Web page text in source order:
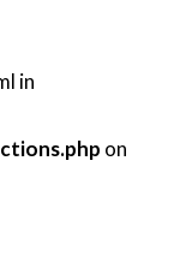
in
on